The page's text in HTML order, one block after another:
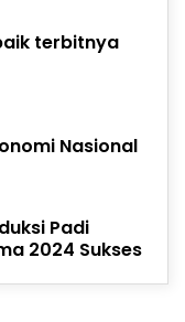
terbitnya
Nasional
Padi
2024 Sukses